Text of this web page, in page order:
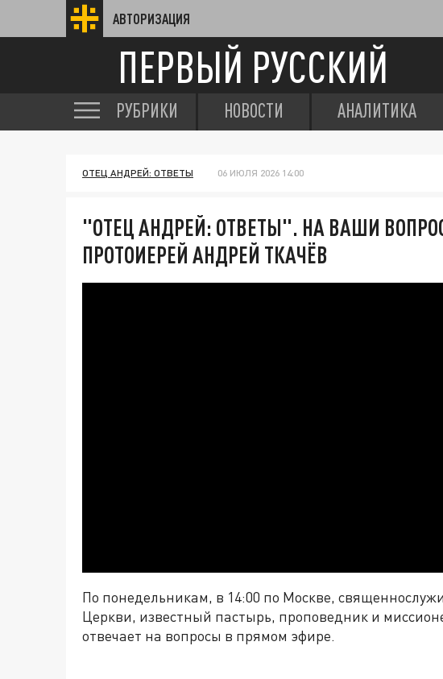
АВТОРИЗАЦИЯ
ПЕРВЫЙ РУССКИЙ
РУБРИКИ НОВОСТИ АНАЛИТИКА
ОТЕЦ АНДРЕЙ: ОТВЕТЫ 06 ИЮЛЯ 2026 14:00
"ОТЕЦ АНДРЕЙ: ОТВЕТЫ". НА ВАШИ
ПРОТОИЕРЕЙ АНДРЕЙ ТКАЧЁВ
По понедельникам, в 14:00 по Москве,
Церкви, известный пастырь, проповедник и
отвечает на вопросы в прямом эфире.